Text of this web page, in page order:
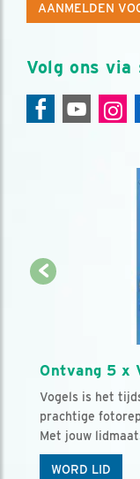
AANMELDEN
Volg ons via
Ontvang 5 x
Vogels is het
prachtige
Met jouw
WORD LID